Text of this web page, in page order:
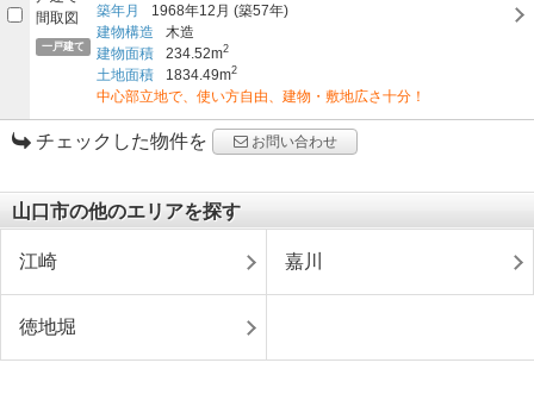
一戸建て
築年月 1968年12月 (築57年)
建物構造
木造
建物面積
234.52m2
土地面積 1834.49m2
中心部立地で、使い方自由、建物・敷地広さ十分！
チェックした物件を お問い合わせ
山口市の他のエリアを探す
江崎 嘉川
徳地堀